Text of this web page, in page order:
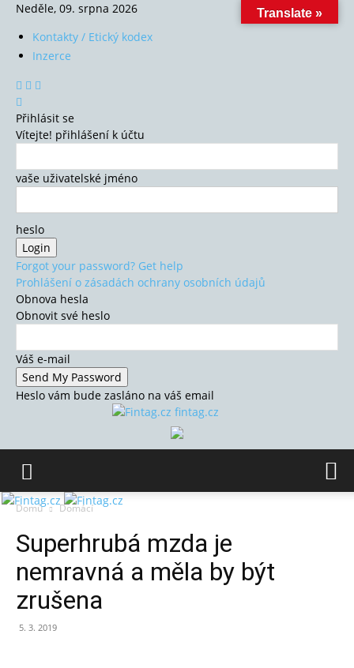
Neděle, 09. srpna 2026
Kontakty / Etický kodex
Inzerce
Přihlásit se
Vítejte! přihlášení k účtu
vaše uživatelské jméno
heslo
Forgot your password? Get help
Prohlášení o zásadách ochrany osobních údajů
Obnova hesla
Obnovit své heslo
Váš e-mail
Heslo vám bude zasláno na váš email
fintag.cz
Domů Domácí
Superhrubá mzda je
nemravná a měla by být
zrušena
5. 3. 2019
Translate »